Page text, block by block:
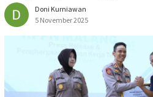
Doni Kurniawan
5 November 2025